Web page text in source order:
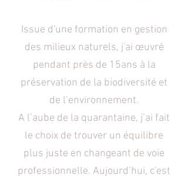
Issue d'une formation en gestion
des milieux naturels, j'ai œuvré
pendant près de 15ans à la
préservation de la biodiversité et
de l’environnement.
A l’aube de la quarantaine, j’ai fait
le choix de trouver un équilibre
plus juste en changeant de voie
professionnelle. Aujourd’hui, c'est